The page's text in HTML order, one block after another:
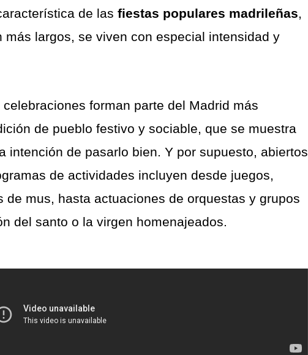
de las fiestas populares madrileñas,
largos, se viven con especial intensidad y
forman parte del Madrid más
de pueblo festivo y sociable, que se muestra
intención de pasarlo bien. Y por supuesto, abiertos
de actividades incluyen desde juegos,
mus, hasta actuaciones de orquestas y grupos
del santo o la virgen homenajeados.